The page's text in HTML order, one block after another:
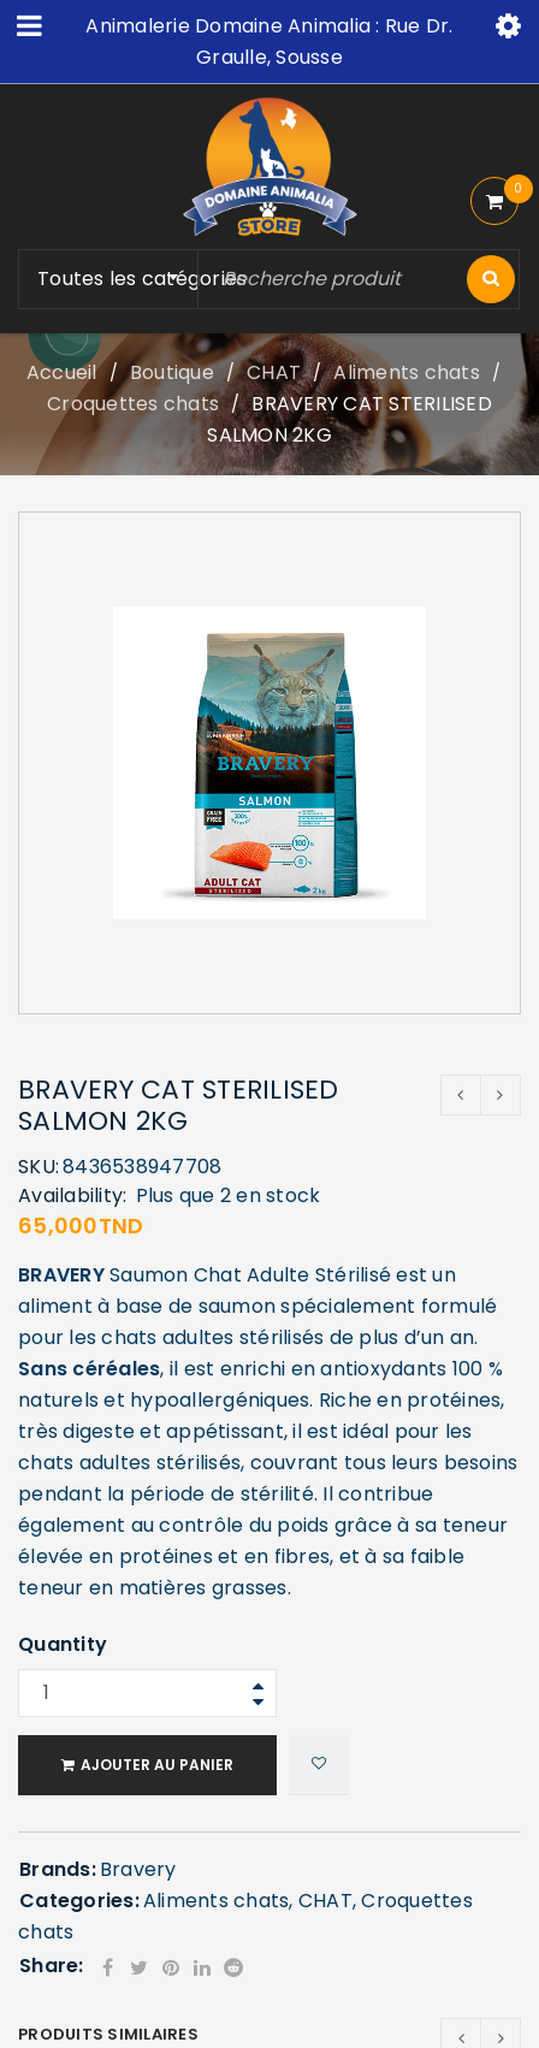
CONNECTER
ou e-mail*
Animalerie Domaine Animalia : Rue Dr.
Graulle, Sousse
Toutes les catégories
0
Accueil / Boutique / CHAT / Aliments chats /
Croquettes chats / BRAVERY CAT STERILISED
SALMON 2KG
BRAVERY CAT STERILISED
SALMON 2KG
SKU:8436538947708
Availability: Plus que 2 en stock
65,000TND
BRAVERYSaumon Chat Adulte Stérilisé est un
aliment à base de saumon spécialement formulé
pour les chats adultes stérilisés de plus d’un an.
Sans céréales, il est enrichi en antioxydants 100 %
naturels et hypoallergéniques. Riche en protéines,
très digeste et appétissant, il est idéal pour les
chats adultes stérilisés, couvrant tous leurs besoins
pendant la période de stérilité. Il contribue
également au contrôle du poids grâce à sa teneur
élevée en protéines et en fibres, et à sa faible
teneur en matières grasses.
Quantity
AJOUTER AU PANIER
Brands:Bravery
Categories:Aliments chats, CHAT,Croquettes
chats
Share:
PRODUITS SIMILAIRES